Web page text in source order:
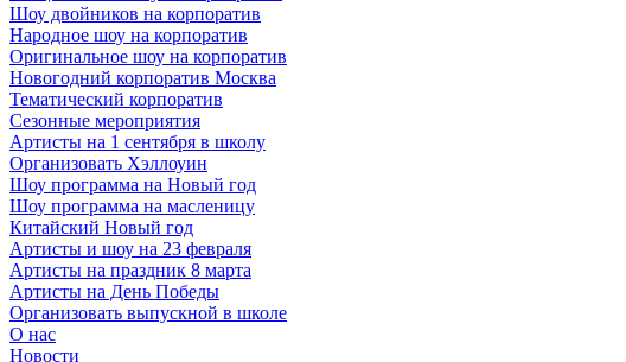
Шоу двойников на корпоратив
Народное шоу на корпоратив
Оригинальное шоу на корпоратив
Новогодний корпоратив Москва
Тематический корпоратив
Сезонные мероприятия
Артисты на 1 сентября в школу
Организовать Хэллоуин
Шоу программа на Новый год
Шоу программа на масленицу
Китайский Новый год
Артисты и шоу на 23 февраля
Артисты на праздник 8 марта
Артисты на День Победы
Организовать выпускной в школе
О нас
Новости